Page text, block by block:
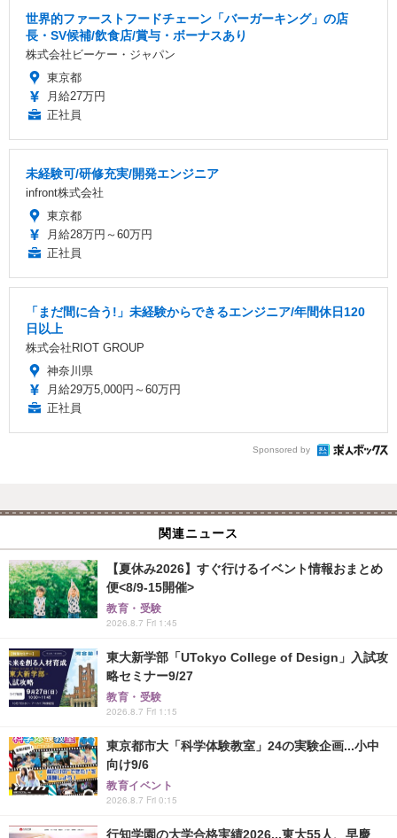
世界的ファーストフードチェーン「バーガーキング」の店
長・SV候補/飲食店/賞与・ボーナスあり
株式会社ビーケー・ジャパン
東京都
月給27万円
正社員
未経験可/研修充実/開発エンジニア
infront株式会社
東京都
月給28万円～60万円
正社員
「まだ間に合う!」未経験からできるエンジニア/年間休日120
日以上
株式会社RIOT GROUP
神奈川県
月給29万5,000円～60万円
正社員
Sponsored by
関連ニュース
【夏休み2026】すぐ行けるイベント情報おまとめ
便<8/9-15開催>
教育・受験
2026.8.7 Fri 1:45
東大新学部「UTokyo College of Design」入試攻
略セミナー9/27
教育・受験
2026.8.7 Fri 1:15
東京都市大「科学体験教室」24の実験企画...小中
向け9/6
教育イベント
2026.8.7 Fri 0:15
行知学園の大学合格実績2026...東大55人、早慶